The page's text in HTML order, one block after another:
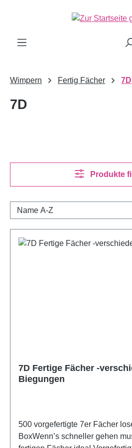
Wimpern Fertig Fächer 7D
7D
Produkte
7D Fertige Fächer -
Biegungen
500 vorgefertigte 7er Fächer
BoxWenn’s schneller gehen